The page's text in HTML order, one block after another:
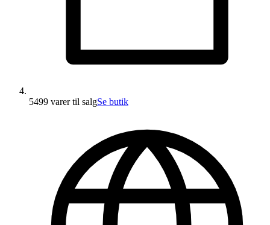
5499 varertil salgSe butik